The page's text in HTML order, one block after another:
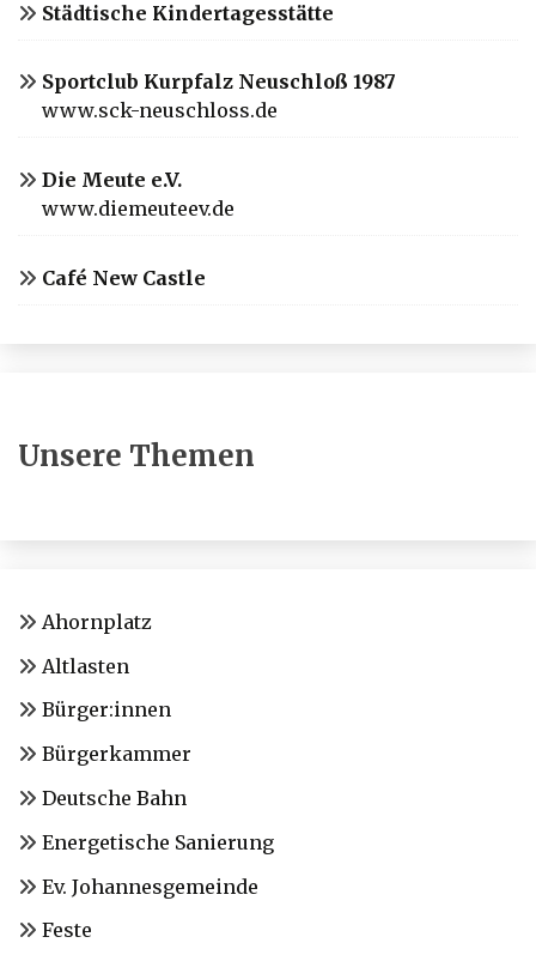
Städtische Kindertagesstätte
Sportclub Kurpfalz Neuschloß 1987
www.sck-neuschloss.de
Die Meute e.V.
www.diemeuteev.de
Café New Castle
Unsere Themen
Ahornplatz
Altlasten
Bürger:innen
Bürgerkammer
Deutsche Bahn
Energetische Sanierung
Ev. Johannesgemeinde
Feste